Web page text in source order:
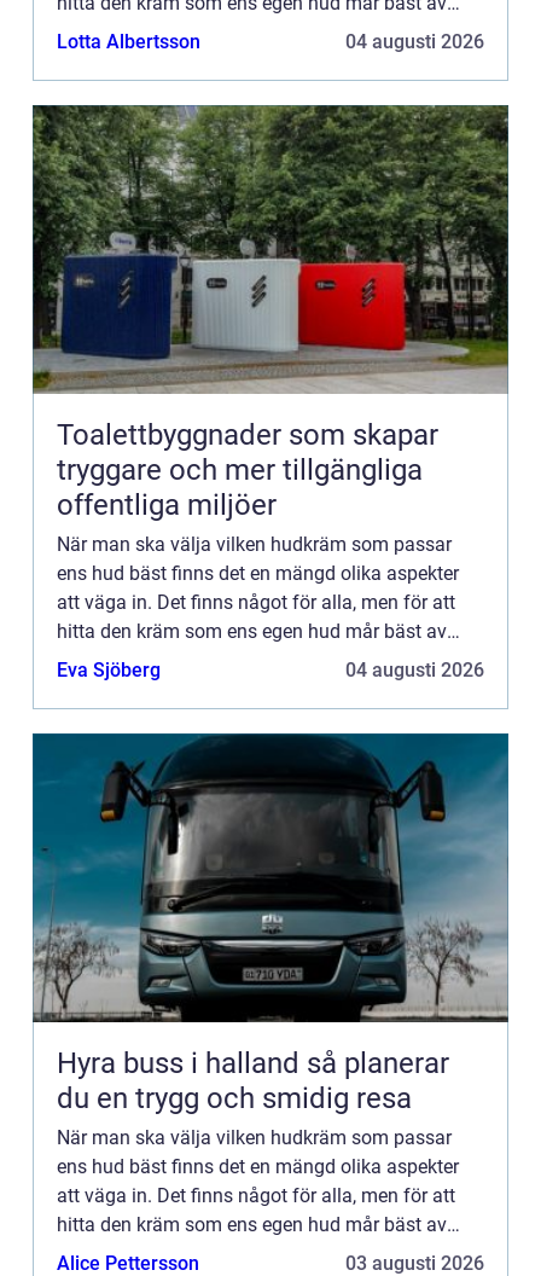
ka...
Lotta Albertsson 04 augusti 2026
Toalettbyggnader som skapar
tryggare och mer tillgängliga
offentliga miljöer
När man ska välja vilken hudkräm som passar
ens hud bäst finns det en mängd olika aspekter
att väga in. Det finns något för alla, men för att
hitta den kräm som ens egen hud mår bäst av
ka...
Eva Sjöberg 04 augusti 2026
Hyra buss i halland så planerar
du en trygg och smidig resa
När man ska välja vilken hudkräm som passar
ens hud bäst finns det en mängd olika aspekter
att väga in. Det finns något för alla, men för att
hitta den kräm som ens egen hud mår bäst av
ka...
Alice Pettersson 03 augusti 2026